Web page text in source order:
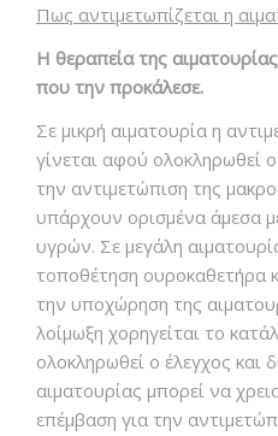
Πως αντιμετωπίζεται η
Η θεραπεία της
που την προκάλεσε.
Σε μικρή αιματουρία η
γίνεται αφού ολοκληρωθεί
την αντιμετώπιση της
υπάρχουν ορισμένα άμεσα
υγρών. Σε μεγάλη
τοποθέτηση ουροκαθετήρα
την υποχώρηση της
λοίμωξη χορηγείται το
ολοκληρωθεί ο έλεγχος και
αιματουρίας μπορεί να
επέμβαση για την